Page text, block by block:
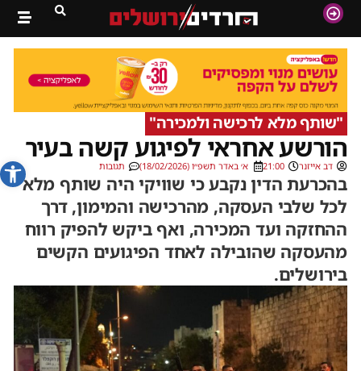
פתח
"שותף מלא לרכישה ולמכירה"
הורשע אחראי לפיגוע קשה בעיר
דב אייזנר 21:00 א׳ באדר תשפ״ו (18/02/2026) תגובות
בהכרעת הדין נקבע כי שוויקי היה שותף מלא
לכל שלבי העסקה, מהרכישה והמימון, דרך
ההחזקה ועד המכירה, ואף ביקש להפיק רווח
מהעסקה שהובילה לאחד הפיגועים הקשים
בירושלים.